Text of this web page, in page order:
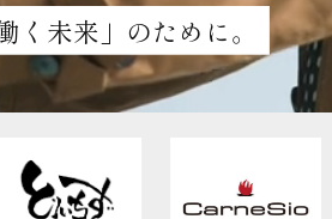
採用情報
く未来」のために。